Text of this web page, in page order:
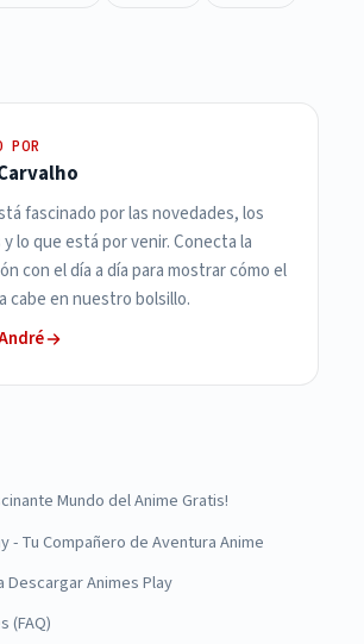
POR
fascinado por las novedades, los
lo que está por venir. Conecta la
con el día a día para mostrar cómo el
cabe en nuestro bolsillo.
Mundo del Anime Gratis!
- Tu Compañero de Aventura Anime
Descargar Animes Play
(FAQ)